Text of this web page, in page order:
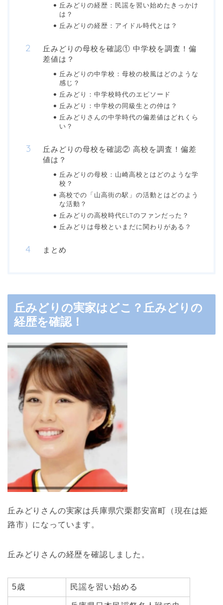
丘みどりの経歴：民謡を習い始めたきっかけ
は？
丘みどりの経歴：アイドル時代とは？
丘みどりの母校を確認① 中学校を調査！偏
差値は？
丘みどりの中学校：母校の校風はどのような
感じ？
丘みどり：中学校時代のエピソード
丘みどり：中学校の同級生との仲は？
丘みどりさんの中学時代の偏差値はどれくら
い？
丘みどりの母校を確認② 高校を調査！偏差
値は？
丘みどりの母校：山崎高校とはどのような学
校？
高校での「山高街の駅」の活動とはどのよう
な活動？
丘みどりの高校時代ELTのファンだった？
丘みどりは母校といまだに関わりがある？
まとめ
丘みどりの実家はどこ？丘みどりの
経歴を確認！
丘みどりさんの実家は兵庫県穴栗郡安富町（現在は姫
路市）になっています。
丘みどりさんの経歴を確認しました。
5歳 民謡を習い始める